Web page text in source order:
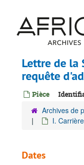
contenu
principal
Lettre de la
requête
Pièce
Archives de
I.
Dates